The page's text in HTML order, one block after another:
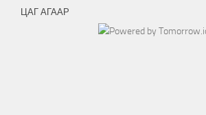
ЦАГ АГААР